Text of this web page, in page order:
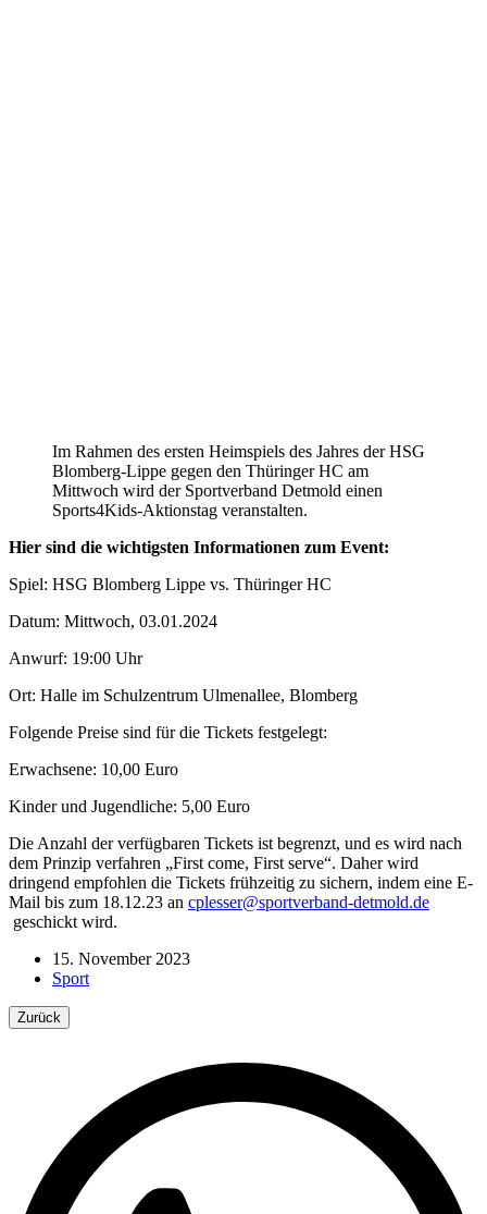
Im Rahmen des ersten Heimspiels des Jahres der HSG
Blomberg-Lippe gegen den Thüringer HC am
Mittwoch wird der Sportverband Detmold einen
Sports4Kids-Aktionstag veranstalten.
Hier sind die wichtigsten Informationen zum Event:
Spiel: HSG Blomberg Lippe vs. Thüringer HC
Datum: Mittwoch, 03.01.2024
Anwurf: 19:00 Uhr
Ort: Halle im Schulzentrum Ulmenallee, Blomberg
Folgende Preise sind für die Tickets festgelegt:
Erwachsene: 10,00 Euro
Kinder und Jugendliche: 5,00 Euro
Die Anzahl der verfügbaren Tickets ist begrenzt, und es wird nach
dem Prinzip verfahren „First come, First serve“. Daher wird
dringend empfohlen die Tickets frühzeitig zu sichern, indem eine E-
Mail bis zum 18.12.23 an cplesser@sportverband-detmold.de
geschickt wird.
15. November 2023
Sport